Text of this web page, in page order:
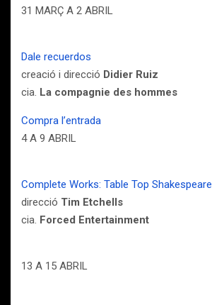
31 MARÇ A 2 ABRIL
Dale recuerdos
creació i direcció Didier Ruiz
cia. La compagnie des hommes
Compra l’entrada
4 A 9 ABRIL
Complete Works: Table Top Shakespeare
direcció Tim Etchells
cia. Forced Entertainment
13 A 15 ABRIL